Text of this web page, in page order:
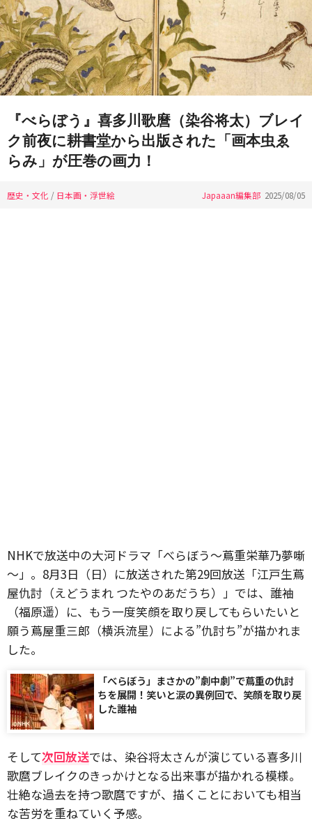
『べらぼう』喜多川歌麿（染谷将太）ブレイ
ク前夜に耕書堂から出版された「画本虫ゑ
らみ」が圧巻の画力！
歴史・文化 / 日本画・浮世絵 Japaaan編集部 2025/08/05
NHKで放送中の大河ドラマ「べらぼう～蔦重栄華乃夢噺
～」。8月3日（日）に放送された第29回放送「江戸生蔦
屋仇討（えどうまれ つたやのあだうち）」では、誰袖
（福原遥）に、もう一度笑顔を取り戻してもらいたいと
願う蔦屋重三郎（横浜流星）による”仇討ち”が描かれま
した。
「べらぼう」まさかの”劇中劇”で蔦重の仇討
ちを展開！笑いと涙の異例回で、笑顔を取り戻
した誰袖
そして次回放送では、染谷将太さんが演じている喜多川
歌麿ブレイクのきっかけとなる出来事が描かれる模様。
壮絶な過去を持つ歌麿ですが、描くことにおいても相当
な苦労を重ねていく予感。